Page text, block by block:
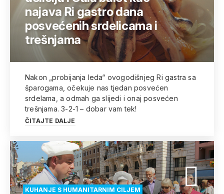
najava Ri gastro dana
posvećenih srdelicama i
trešnjama
Nakon „probijanja leda“ ovogodišnjeg Ri gastra sa
šparogama, očekuje nas tjedan posvećen
srdelama, a odmah ga slijedi i onaj posvećen
trešnjama. 3-2-1 – dobar vam tek!
ČITAJTE DALJE
KUHANJE S HUMANITARNIM CILJEM